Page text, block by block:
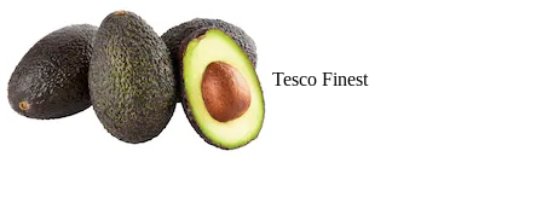
Tesco Finest